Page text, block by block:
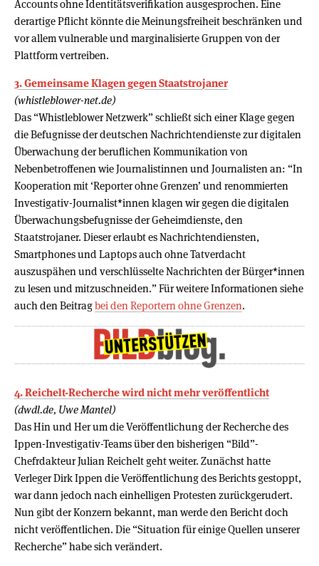
Accounts ohne Identitätsverifikation ausgesprochen. Eine
derartige Pflicht könnte die Meinungsfreiheit beschränken und
vor allem vulnerable und marginalisierte Gruppen von der
Plattform vertreiben.
3. Gemeinsame Klagen gegen Staatstrojaner
(whistleblower-net.de)
Das “Whistleblower Netzwerk” schließt sich einer Klage gegen
die Befugnisse der deutschen Nachrichtendienste zur digitalen
Überwachung der beruflichen Kommunikation von
Nebenbetroffenen wie Journalistinnen und Journalisten an: “In
Kooperation mit ‘Reporter ohne Grenzen’ und renommierten
Investigativ-Journalist*innen klagen wir gegen die digitalen
Überwachungsbefugnisse der Geheimdienste, den
Staatstrojaner. Dieser erlaubt es Nachrichtendiensten,
Smartphones und Laptops auch ohne Tatverdacht
auszuspähen und verschlüsselte Nachrichten der Bürger*innen
zu lesen und mitzuschneiden.” Für weitere Informationen siehe
auch den Beitragbei den Reportern ohne Grenzen.
4. Reichelt-Recherche wird nicht mehr veröffentlicht
(dwdl.de, Uwe Mantel)
Das Hin und Her um die Veröffentlichung der Recherche des
Ippen-Investigativ-Teams über den bisherigen “Bild”-
Chefrdakteur Julian Reichelt geht weiter. Zunächst hatte
Verleger Dirk Ippen die Veröffentlichung des Berichts gestoppt,
war dann jedoch nach einhelligen Protesten zurückgerudert.
Nun gibt der Konzern bekannt, man werde den Bericht doch
nicht veröffentlichen. Die “Situation für einige Quellen unserer
Recherche” habe sich verändert.